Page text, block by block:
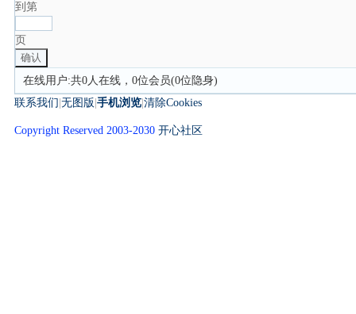
到第
页
确认
在线用户:共0人在线，0位会员(0位隐身)
联系我们 无图版 手机浏览| 清除Cookies
Copyright Reserved 2003-2030 开心社区